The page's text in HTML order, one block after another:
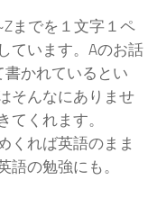
までを１文字１ペ
ています。Aのお話
かれているとい
そんなにありませ
てくれます。
くれば英語のまま
語の勉強にも。